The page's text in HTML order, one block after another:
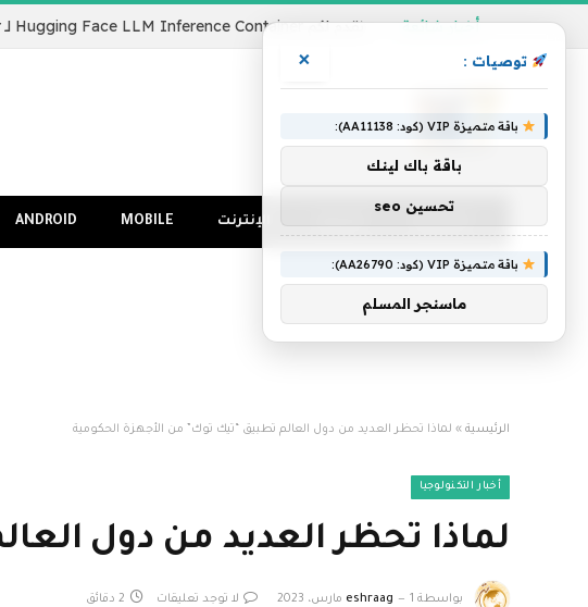
أخبار شائعة
الإنترنت MOBILE
ANDROID
الرئيسية » لماذا تحظر العديد من دول العالم تطبيق “تيك توك” من الأجهزة الحكومية
أخبار التكنولوجيا
لماذا تحظر العديد من دول
بواسطة eshraag 1 مارس، 2023 لا توجد تعليقات 2 دقائق
توصيات : ×
باقة متميزة VIP (كود: AA11138):
باقة باك لينك
تحسين seo
باقة متميزة VIP (كود: AA26790):
ماسنجر المسلم